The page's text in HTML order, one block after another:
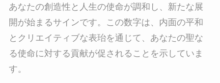
あなたの創造性と人生の使命が調和し、新たな展
開が始まるサインです。この数字は、内面の平和
とクリエイティブな表珆を通じて、あなたの聖な
る使命に対する貢献が促されることを示していま
す。